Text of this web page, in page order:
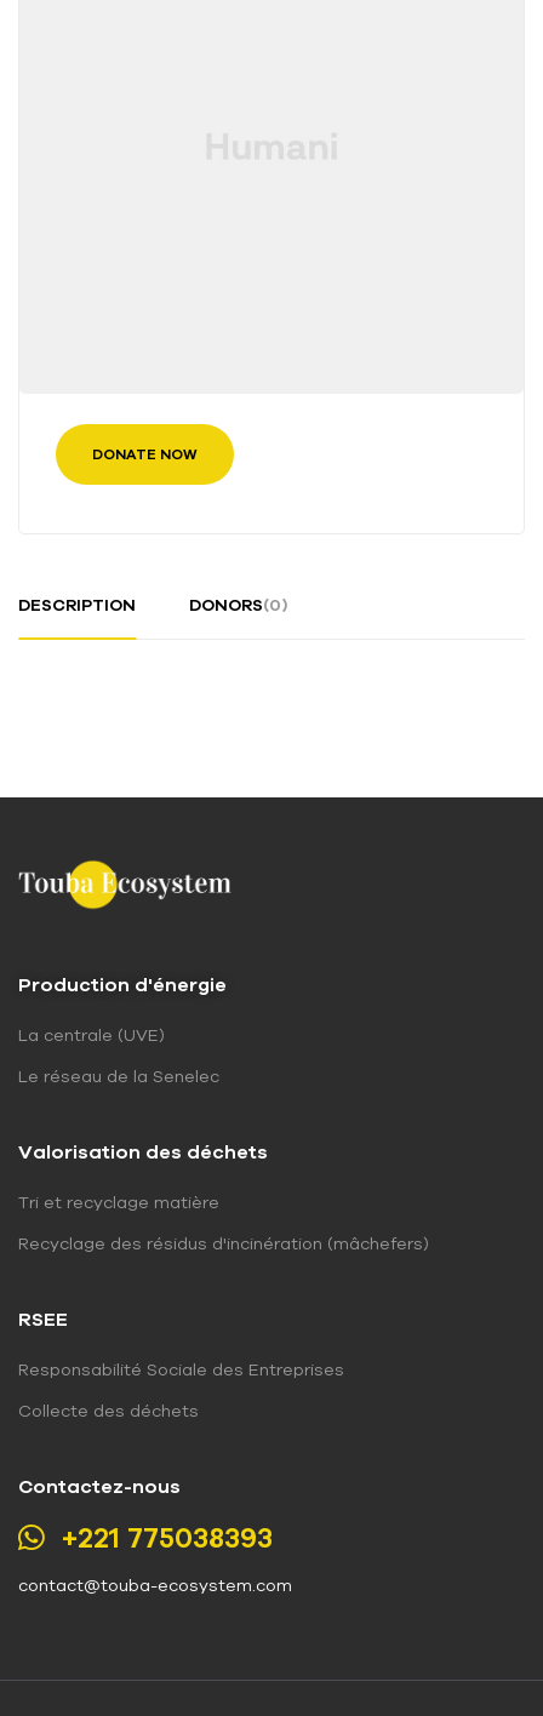
DONATE NOW
DESCRIPTION DONORS(0)
Production d'énergie
La centrale (UVE)
Le réseau de la Senelec
Valorisation des déchets
Tri et recyclage matière
Recyclage des résidus d'incinération (mâchefers)
RSEE
Responsabilité Sociale des Entreprises
Collecte des déchets
Contactez-nous
+221 775038393
contact@touba-ecosystem.com